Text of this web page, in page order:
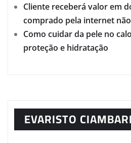
Cliente receberá valor em
comprado pela internet
Como cuidar da pele no
proteção e hidratação
EVARISTO